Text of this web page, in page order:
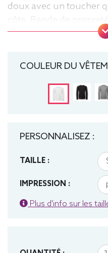
doux avec un toucher
côte, Bande de
Coutures latérales,
Léger, Homme, Col
COULEUR DU
PERSONNALISEZ :
TAILLE :
IMPRESSION :
Plus d'info sur les